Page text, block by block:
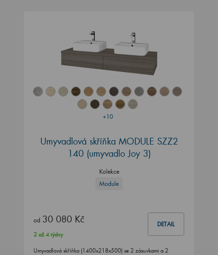
+10
Umyvadlová skříňka MODULE SZZ2
140 (umyvadlo Joy 3)
Kolekce
Module
od 30 080 Kč DETAIL
2 až 4 týdny
Umyvadlová skříňka (1400x218x500) se 2 zásuvkami a 2